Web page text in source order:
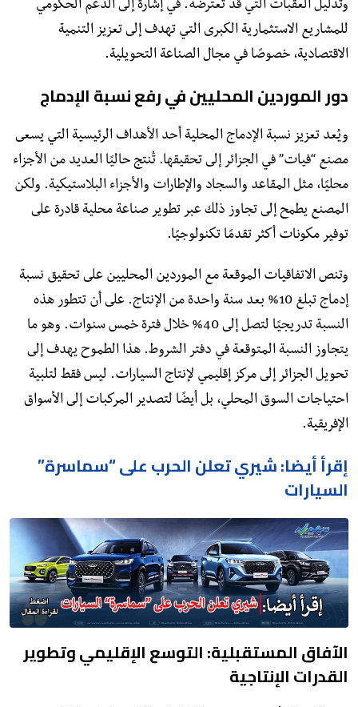
وتذليل العقبات التي قد تعترضه. في إشارة إلى الدعم الحكومي
للمشاريع الاستثمارية الكبرى التي تهدف إلى تعزيز التنمية
الاقتصادية، خصوصًا في مجال الصناعة التحويلية.
دور الموردين المحليين في رفع نسبة الإدماج
ويُعد تعزيز نسبة الإدماج المحلية أحد الأهداف الرئيسية التي يسعى
مصنع “فيات” في الجزائر إلى تحقيقها. تُنتج حاليًا العديد من الأجزاء
محليًا، مثل المقاعد والسجاد والإطارات والأجزاء البلاستيكية. ولكن
المصنع يطمح إلى تجاوز ذلك عبر تطوير صناعة محلية قادرة على
توفير مكونات أكثر تقدمًا تكنولوجيًا.
وتنص الاتفاقيات الموقعة مع الموردين المحليين على تحقيق نسبة
إدماج تبلغ 10% بعد سنة واحدة من الإنتاج. على أن تتطور هذه
النسبة تدريجيًا لتصل إلى 40% خلال فترة خمس سنوات. وهو ما
يتجاوز النسبة المتوقعة في دفتر الشروط. هذا الطموح يهدف إلى
تحويل الجزائر إلى مركز إقليمي لإنتاج السيارات. ليس فقط لتلبية
احتياجات السوق المحلي، بل أيضًا لتصدير المركبات إلى الأسواق
الإفريقية.
إقرأ أيضا: شيري تعلن الحرب على “سماسرة”
السيارات
الآفاق المستقبلية: التوسع الإقليمي وتطوير
القدرات الإنتاجية